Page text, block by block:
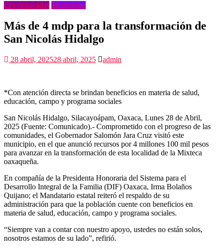
Las destacadas Municipios
Más de 4 mdp para la transformación de
San Nicolás Hidalgo
28 abril, 202528 abril, 2025 admin
*Con atención directa se brindan beneficios en materia de salud,
educación, campo y programa sociales
San Nicolás Hidalgo, Silacayoápam, Oaxaca, Lunes 28 de Abril,
2025 (Fuente: Comunicado).- Comprometido con el progreso de las
comunidades, el Gobernador Salomón Jara Cruz visitó este
municipio, en el que anunció recursos por 4 millones 100 mil pesos
para avanzar en la transformación de esta localidad de la Mixteca
oaxaqueña.
En compañía de la Presidenta Honoraria del Sistema para el
Desarrollo Integral de la Familia (DIF) Oaxaca, Irma Bolaños
Quijano; el Mandatario estatal reiteró el respaldo de su
administración para que la población cuente con beneficios en
materia de salud, educación, campo y programa sociales.
“Siempre van a contar con nuestro apoyo, ustedes no están solos,
nosotros estamos de su lado”, refirió.